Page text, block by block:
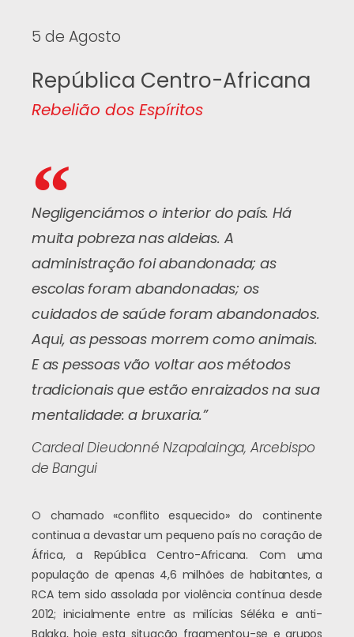
5 de Agosto
República Centro-Africana
Rebelião dos Espíritos
Negligenciámos o interior do país. Há
muita pobreza nas aldeias. A
administração foi abandonada; as
escolas foram abandonadas; os
cuidados de saúde foram abandonados.
Aqui, as pessoas morrem como animais.
E as pessoas vão voltar aos métodos
tradicionais que estão enraizados na sua
mentalidade: a bruxaria.”
Cardeal Dieudonné Nzapalainga, Arcebispo
de Bangui
O chamado «conflito esquecido» do continente
continua a devastar um pequeno país no coração de
África, a República Centro-Africana. Com uma
população de apenas 4,6 milhões de habitantes, a
RCA tem sido assolada por violência contínua desde
2012; inicialmente entre as milícias Séléka e anti-